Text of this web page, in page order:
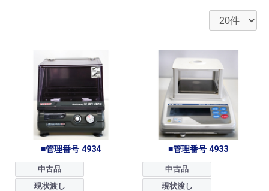
■管理番号 4934
中古品
現状渡し
■管理番号 4933
中古品
現状渡し